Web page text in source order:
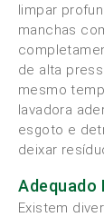
limpar
manchas
de alta
mesmo
lavadora
esgoto e
deixar
Adequado
Existem